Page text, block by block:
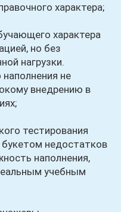
характера;
характера
но без
нагрузки.
не
внедрению в
тестирования
недостатков
наполнения,
учебным